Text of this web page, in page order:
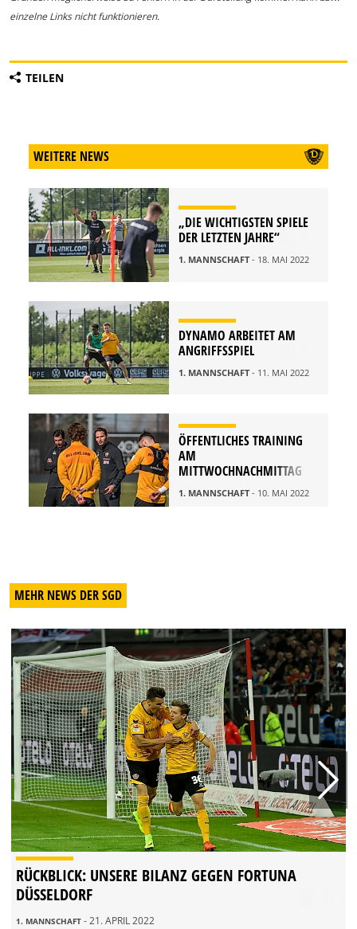
einzelne Links nicht funktionieren.
TEILEN
WEITERE NEWS
„DIE WICHTIGSTEN SPIELE
DER LETZTEN JAHRE“
1. MANNSCHAFT- 18. MAI 2022
DYNAMO ARBEITET AM
ANGRIFFSSPIEL
1. MANNSCHAFT- 11. MAI 2022
ÖFFENTLICHES TRAINING
AM
MITTWOCHNACHMITTAG
1. MANNSCHAFT- 10. MAI 2022
MEHR NEWS DER SGD
RÜCKBLICK: UNSERE BILANZ GEGEN FORTUNA
DÜSSELDORF
1. MANNSCHAFT - 21. APRIL 2022